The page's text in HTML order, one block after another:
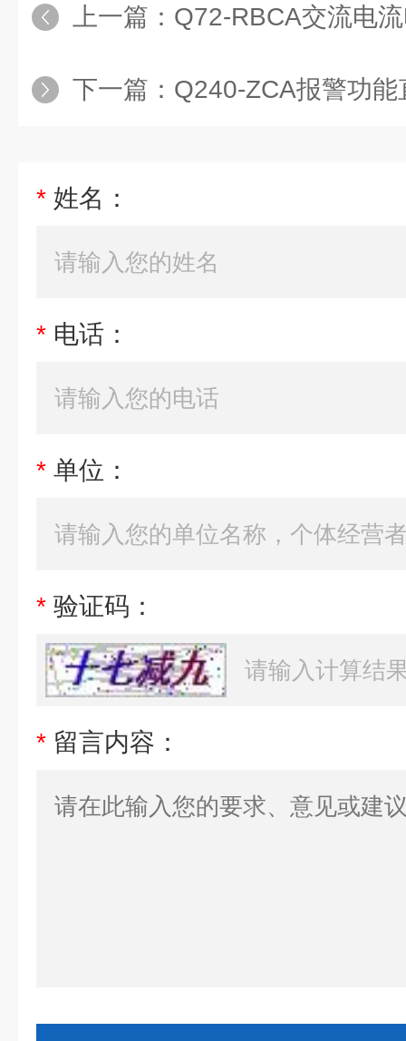
上一篇： Q72-RBCA交流电
下一篇： Q240-ZCA报警功
* 姓名：
* 电话：
* 单位：
* 验证码：
* 留言内容：